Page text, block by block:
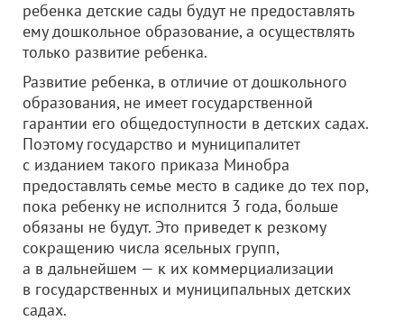
ребенка детские сады будут не предоставлять
ему дошкольное образование, а осуществлять
только развитие ребенка.
Развитие ребенка, в отличие от дошкольного
образования, не имеет государственной
гарантии его общедоступности в детских садах.
Поэтому государство и муниципалитет
с изданием такого приказа Минобра
предоставлять семье место в садике до тех пор,
пока ребенку не исполнится 3 года, больше
обязаны не будут. Это приведет к резкому
сокращению числа ясельных групп,
а в дальнейшем — к их коммерциализации
в государственных и муниципальных детских
садах.